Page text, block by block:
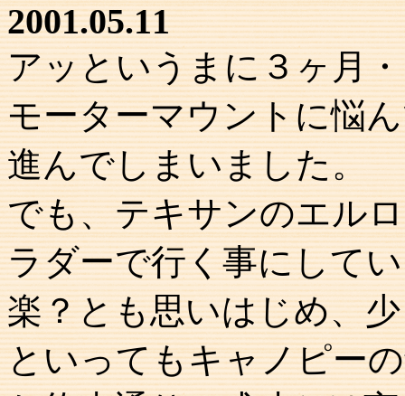
2001.05.11
アッというまに３ヶ月
モーターマウントに悩
進んでしまいました。
でも、テキサンのエル
ラダーで行く事にして
楽？とも思いはじめ、
といってもキャノピー